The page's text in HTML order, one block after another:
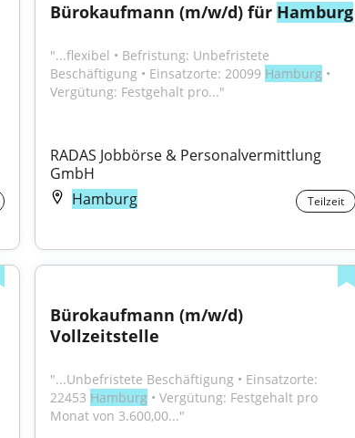
Bürokaufmann (m/w/d) für Hamburg
"...flexibel • Befristung: Unbefristete
Beschäftigung • Einsatzorte: 20099 Hamburg •
Vergütung: Festgehalt pro..."
RADAS Jobbörse & Personalvermittlung
GmbH
Hamburg
Teilzeit
Bürokaufmann (m/w/d)
Vollzeitstelle
"...Unbefristete Beschäftigung • Einsatzorte:
22453 Hamburg • Vergütung: Festgehalt pro
Monat von 3.600,00..."